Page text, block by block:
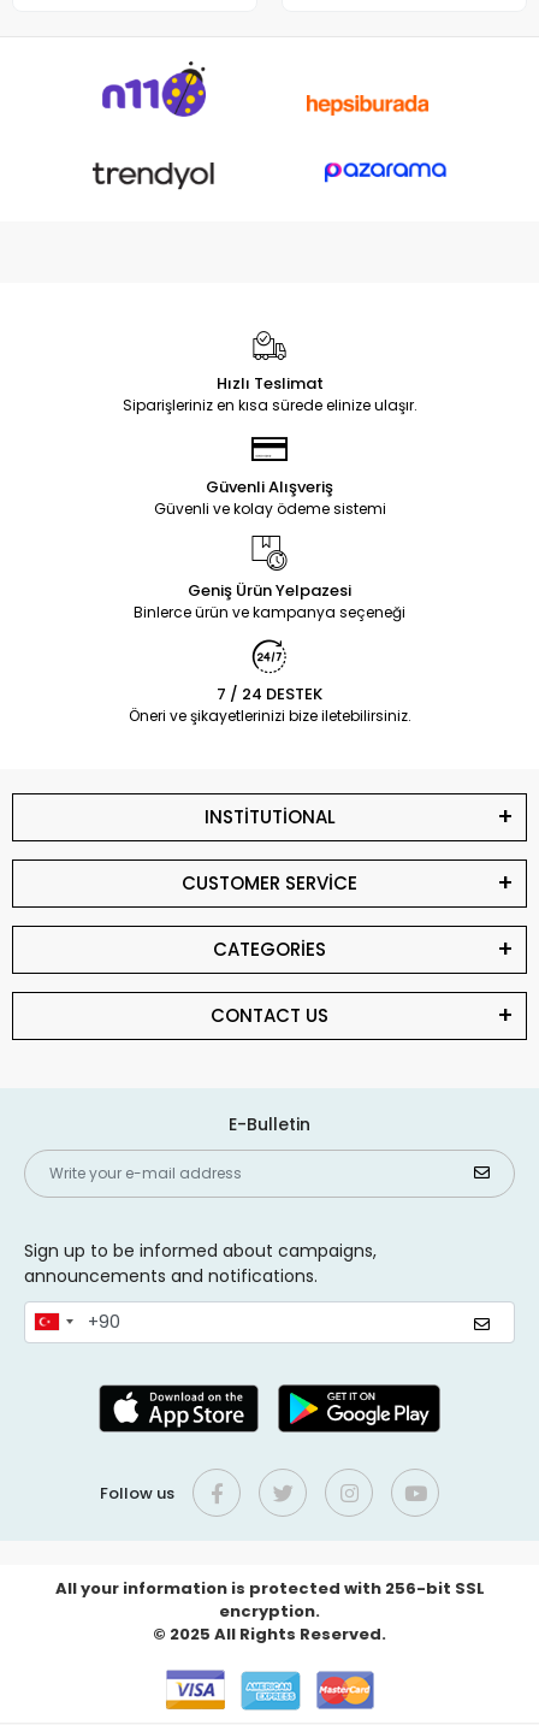
Hızlı Teslimat
Siparişleriniz en kısa sürede elinize ulaşır.
Güvenli Alışveriş
Güvenli ve kolay ödeme sistemi
Geniş Ürün Yelpazesi
Binlerce ürün ve kampanya seçeneği
7 / 24 DESTEK
Öneri ve şikayetlerinizi bize iletebilirsiniz.
INSTİTUTİONAL
CUSTOMER SERVİCE
CATEGORİES
CONTACT US
E-Bulletin
Sign up to be informed about campaigns,
announcements and notifications.
Follow us
All your information is protected with 256-bit SSL
encryption.
© 2025 All Rights Reserved.